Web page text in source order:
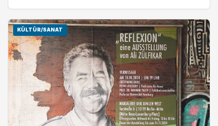
KÜLTÜR/SANAT